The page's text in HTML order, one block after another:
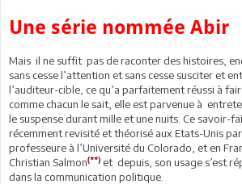
Une série nommée Abir
Mais il ne suffit pas de raconter des histoires,
sans cesse l’attention et sans cesse susciter et
l’auditeur-cible, ce qu’a parfaitement réussi à
comme chacun le sait, elle est parvenue à
le suspense durant mille et une nuits. Ce savoir-
récemment revisité et théorisé aux Etats-Unis
professeure à l’Université du Colorado, et en
Christian Salmon(**) et depuis, son usage s’est
dans la communication politique.